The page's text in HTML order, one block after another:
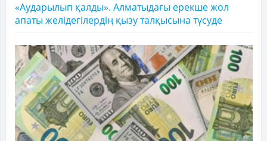
«Аударылып қалды». Алматыдағы ерекше жол
апаты желідегілердің қызу талқысына түсуде